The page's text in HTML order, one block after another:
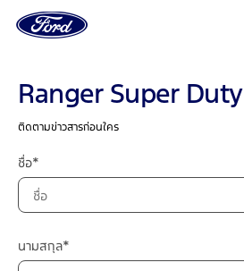
Ranger Super Duty
ติดตามข่าวสารก่อนใคร
ชื่อ*
นามสกุล*